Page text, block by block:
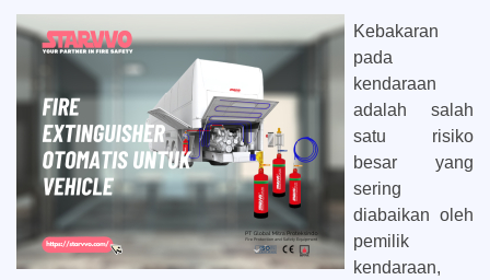
Kebakaran
pada
kendaraan
adalah salah
satu risiko
besar yang
sering
diabaikan oleh
pemilik
kendaraan,